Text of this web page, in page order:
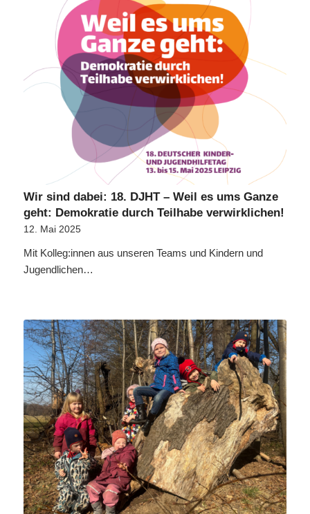
Wir sind dabei: 18. DJHT – Weil es ums Ganze
geht: Demokratie durch Teilhabe verwirklichen!
12. Mai 2025
Mit Kolleg:innen aus unseren Teams und Kindern und
Jugendlichen…